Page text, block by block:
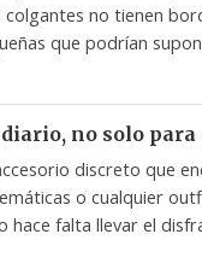
colgantes no tienen
que podrían
no solo para
discreto que
o cualquier
hace falta llevar el